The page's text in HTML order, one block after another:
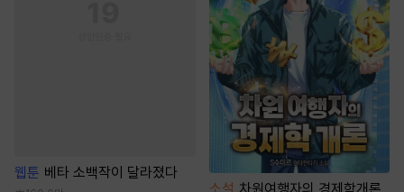
웹툰 베타 소백작이 달라졌다